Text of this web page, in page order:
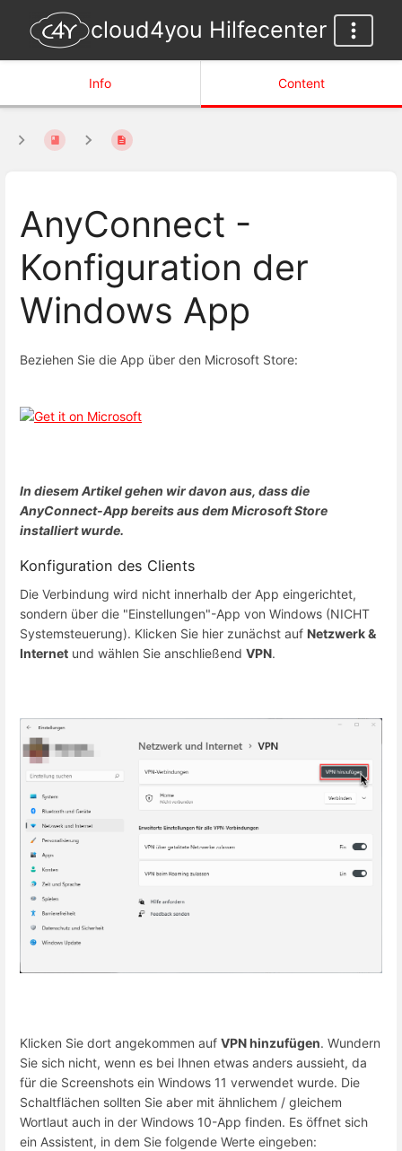
cloud4you Hilfecenter
Info Content
AnyConnect -
Konfiguration der
Windows App
Beziehen Sie die App über den Microsoft Store:
In diesem Artikel gehen wir davon aus, dass die
AnyConnect-App bereits aus dem Microsoft Store
installiert wurde.
Konfiguration des Clients
Die Verbindung wird nicht innerhalb der App eingerichtet,
sondern über die "Einstellungen"-App von Windows (NICHT
Systemsteuerung). Klicken Sie hier zunächst auf Netzwerk &
Internet und wählen Sie anschließend VPN.
Klicken Sie dort angekommen auf VPN hinzufügen. Wundern
Sie sich nicht, wenn es bei Ihnen etwas anders aussieht, da
für die Screenshots ein Windows 11 verwendet wurde. Die
Schaltflächen sollten Sie aber mit ähnlichem / gleichem
Wortlaut auch in der Windows 10-App finden. Es öffnet sich
ein Assistent, in dem Sie folgende Werte eingeben: